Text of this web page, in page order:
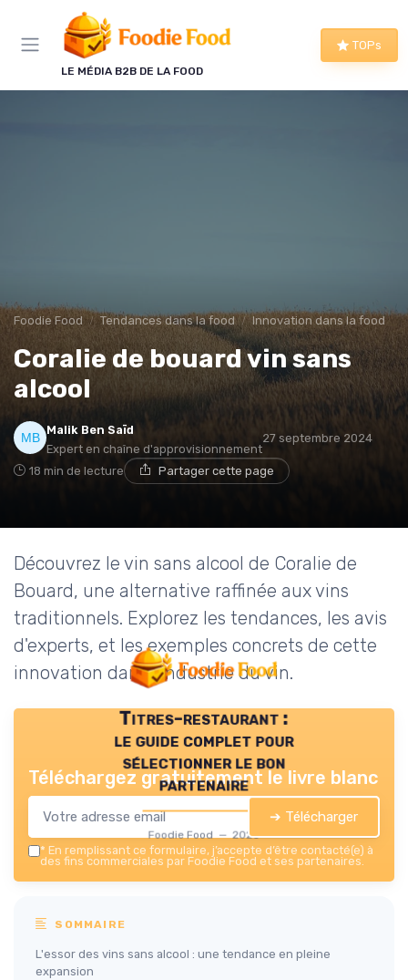
LE MÉDIA B2B DE LA FOOD
TOPs
Foodie Food Tendances dans la food Innovation dans la food
Coralie de bouard vin sans
alcool
Malik Ben Saïd
Expert en chaîne d'approvisionnement
27 septembre 2024
18 min de lecture Partager cette page
Découvrez le vin sans alcool de Coralie de
Bouard, une alternative raffinée aux vins
traditionnels. Explorez les tendances, les avis
d'experts, et les exemples concrets de cette
innovation dans l'industrie du vin.
Titres-restaurant :
le guide complet pour
sélectionner le bon
partenaire
Foodie Food — 2026
Téléchargez gratuitement le livre blanc
➔ Télécharger
* En remplissant ce formulaire, j’accepte d’être contacté(e) à
des fins commerciales par Foodie Food et ses partenaires.
SOMMAIRE
L'essor des vins sans alcool : une tendance en pleine
expansion
Panneau de gestion des cookies